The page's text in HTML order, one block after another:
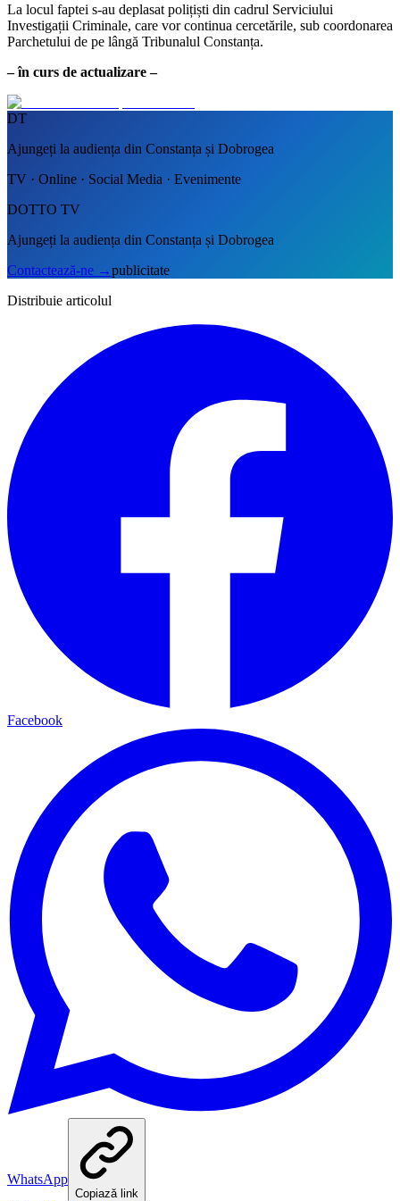
La locul faptei s-au deplasat polițiști din cadrul Serviciului
Investigații Criminale, care vor continua cercetările, sub coordonarea
Parchetului de pe lângă Tribunalul Constanța.
– în curs de actualizare –
DT
Ajungeți la audiența din Constanța și Dobrogea
TV · Online · Social Media · Evenimente
DOTTO TV
Ajungeți la audiența din Constanța și Dobrogea
Contactează-ne →publicitate
Distribuie articolul
Facebook
WhatsApp
Copiază link